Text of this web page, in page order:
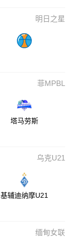
明日之星
菲MPBL
塔马劳斯
乌克U21
基辅迪纳摩U21
缅甸女联